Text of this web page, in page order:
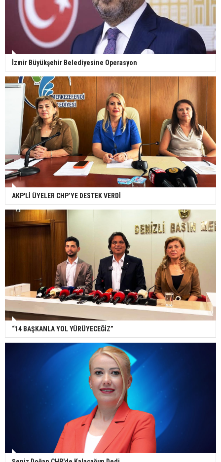
İzmir Büyükşehir Belediyesine Operasyon
AKP'Lİ ÜYELER CHP’YE DESTEK VERDİ
“14 BAŞKANLA YOL YÜRÜYECEĞİZ”